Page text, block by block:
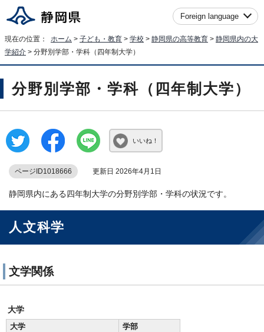
Foreign language
現在の位置： ホーム > 子ども・教育 > 学校 > 静岡県の高等教育 > 静岡県内の大
学紹介 > 分野別学部・学科（四年制大学）
分野別学部・学科（四年制大学）
いいね！
ページID1018666 更新日 2026年4月1日
静岡県内にある四年制大学の分野別学部・学科の状況です。
人文科学
文学関係
大学
大学
学部